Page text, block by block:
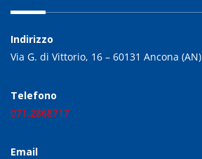
Indirizzo
Via G. di Vittorio, 16 – 60131 Ancona (AN)
Telefono
071.2868717
Email